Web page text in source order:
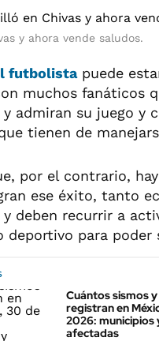
y ahora vende saludos.
futbolistapuede
muchos fanáticos
y admiran su juego y
tienen de
por el contrario,
ese éxito, tanto
deben recurrir a
deportivo para poder
Cuántos sismos
registran en
2026: municipios
afectadas